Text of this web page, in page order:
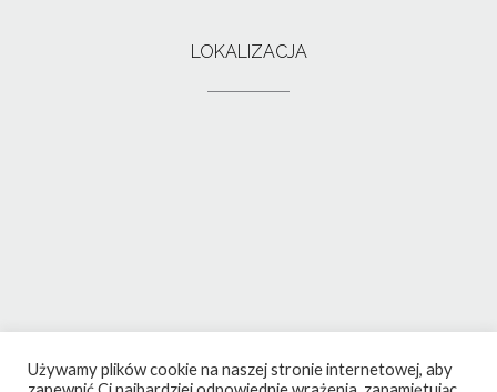
LOKALIZACJA
Używamy plików cookie na naszej stronie internetowej, aby